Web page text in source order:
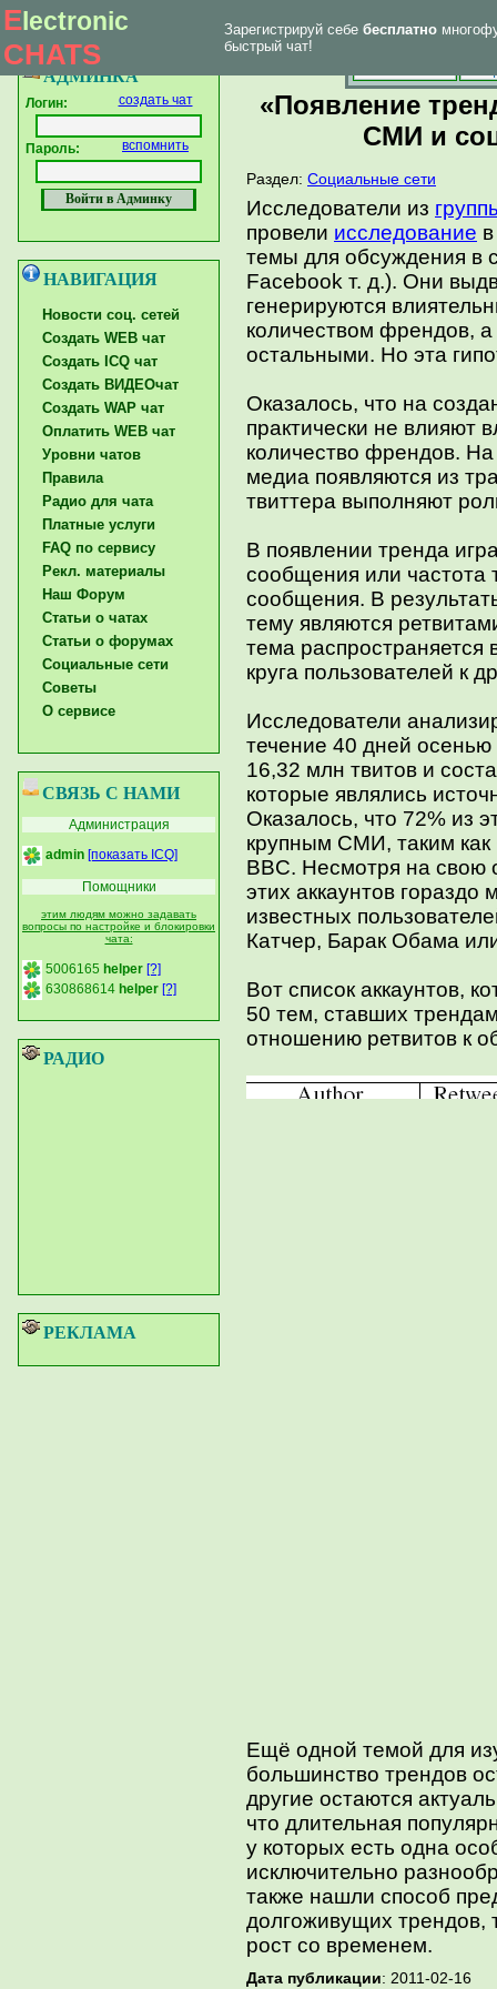
Electronic
CHATS
Зарегистрируй себе бесплатно
быстрый чат!
Главная страница| Форум тех. поддержки Впервые у
АДМИНКА
Логин: создать чат
Пароль: вспомнить
НАВИГАЦИЯ
Новости соц. сетей
Создать WEB чат
Создать ICQ чат
Создать ВИДЕОчат
Создать WAP чат
Оплатить WEB чат
Уровни чатов
Правила
Радио для чата
Платные услуги
FAQ по сервису
Рекл. материалы
Наш Форум
Статьи о чатах
Статьи о форумах
Социальные сети
Советы
О сервисе
СВЯЗЬ С НАМИ
Администрация
admin [показать ICQ]
Помощники
этим людям можно задавать
вопросы по настройке и блокировки
чата:
5006165 helper [?]
630868614 helper [?]
РАДИО
РЕКЛАМА
«Появление
СМИ и
Раздел: Социальные сети
Исследователи из
провели исследование
темы для обсуждения в
Facebook т. д.). Они
генерируются
количеством френдов,
остальными. Но эта
Оказалось, что на
практически не влияют
количество френдов.
медиа появляются из
твиттера выполняют
В появлении тренда
сообщения или частота
сообщения. В
тему являются
тема распространяется
круга пользователей к
Исследователи
течение 40 дней
16,32 млн твитов и
которые являлись
Оказалось, что 72% из
крупным СМИ, таким как
BBC. Несмотря на свою
этих аккаунтов
известных
Катчер, Барак Обама
Вот список аккаунтов,
50 тем, ставших
отношению ретвитов к
Ещё одной темой для
большинство трендов
другие остаются
что длительная
у которых есть одна
исключительно
также нашли способ
долгоживущих трендов,
рост со временем.
Дата публикации: 2011-02-16